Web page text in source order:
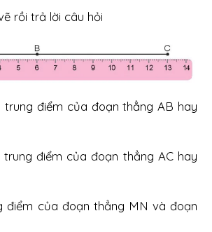
rồi trả lời câu hỏi
điểm của đoạn thẳng AB hay
điểm của đoạn thẳng AC hay
điểm của đoạn thẳng MN và đoạn